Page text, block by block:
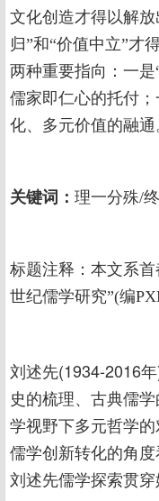
文化创造才得以解
归”和“价值中立”才
两种重要指向：一
儒家即仁心的托付
化、多元价值的融通
关键词： 理一分殊/
标题注释：本文系
世纪儒学研究”(编
刘述先(1934-2016
史的梳理、古典儒
学视野下多元哲学
儒学创新转化的角
刘述先儒学探索贯穿